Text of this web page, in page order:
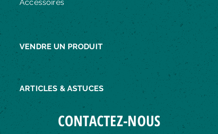
Accessoires
VENDRE UN PRODUIT
ARTICLES & ASTUCES
CONTACTEZ-NOUS